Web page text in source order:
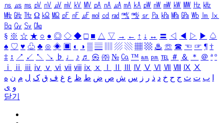
㎱ ㎲ ㎳ ㎴ ㎵ ㎶ ㎷ ㎸ ㎹ ㎀ ㎁ ㎂ ㎃ ㎄ ㎺ ㎻ ㎽ ㎾ ㎿ ㎐ ㎑
㎒ ㎓ ㎔ Ω ㏀ ㏁ ㎊ ㎋ ㎌ ㏖ ㏅ ㎭ ㎮ ㎯ ㏛ ㎩ ㎪ ㎫ ㎬ ㏝ ㏐
㏓
㏃ ㏉ ㏜ ㏆
§ ※ ☆ ★ ○ ● ◎ ◇ ◆ □ ■ △ ▽ → ← ↑ ↓ ↔ 〓 ◁ ◀ ▷ ▶ ♤
♠ ♡ ♥ ♧ ♣ ⊙ ◈ ▣ ◐ ◑ ▒ ▤ ▨ ▧ ▦ ▩ ♨ ☏ ☎ ☜ ☞ ¶ †
‡ ↕ ↗ ↙ ↖ ↘ ♭ ♩ ♪ ♬ ㉿ ㈜ № ㏇ ™ ㏂ ㏘ ℡ ＃ ＆ ＊ ＠ ª º
ⅰ
ⅱ ⅲ ⅳ ⅴ ⅵ ⅶ ⅷ ⅸ ⅹ Ⅳ Ⅴ Ⅵ Ⅶ Ⅷ Ⅸ Ⅹ
ب ت ث ج ح خ د ذ ر ز س ش ص ض ط ظ ع غ ف ق ک ل م ن ه
و ی
닫기